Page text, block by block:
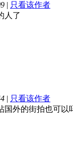
| 只看该作者
人了
| 只看该作者
国外的街拍也可以